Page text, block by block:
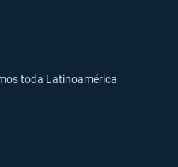
toda Latinoamérica